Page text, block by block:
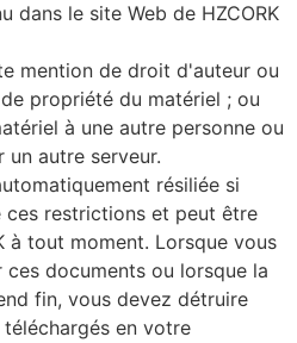
dans le site Web de HZCORK
mention de droit d'auteur ou
propriété du matériel ; ou
à une autre personne ou
un autre serveur.
résiliée si
ces restrictions et peut être
à tout moment. Lorsque vous
documents ou lorsque la
fin, vous devez détruire
en votre